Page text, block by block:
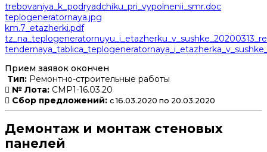
trebovaniya_k_podryadchiku_pri_vypolnenii_smr.doc
teplogeneratornaya.jpg
km.7_etazherki.pdf
Прием заявок окончен
Тип: Ремонтно-строительные работы
№ Лота: СМР1-16.03.20
Сбор предложений: с 16.03.2020 по 20.03.2020
Демонтаж и монтаж стеновых
панелей